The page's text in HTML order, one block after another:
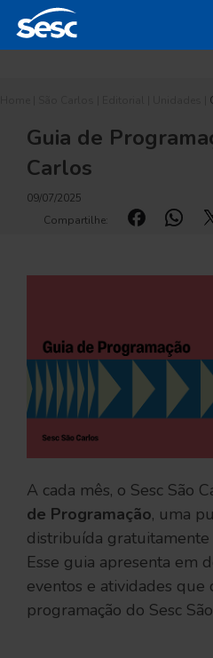
Guia de
Carlos
09/07/2025
Compartilhe:
A cada mês, o Sesc São
de Programação, uma
distribuída gratuitamente
Esse guia apresenta em
eventos e atividades que
programação do Sesc